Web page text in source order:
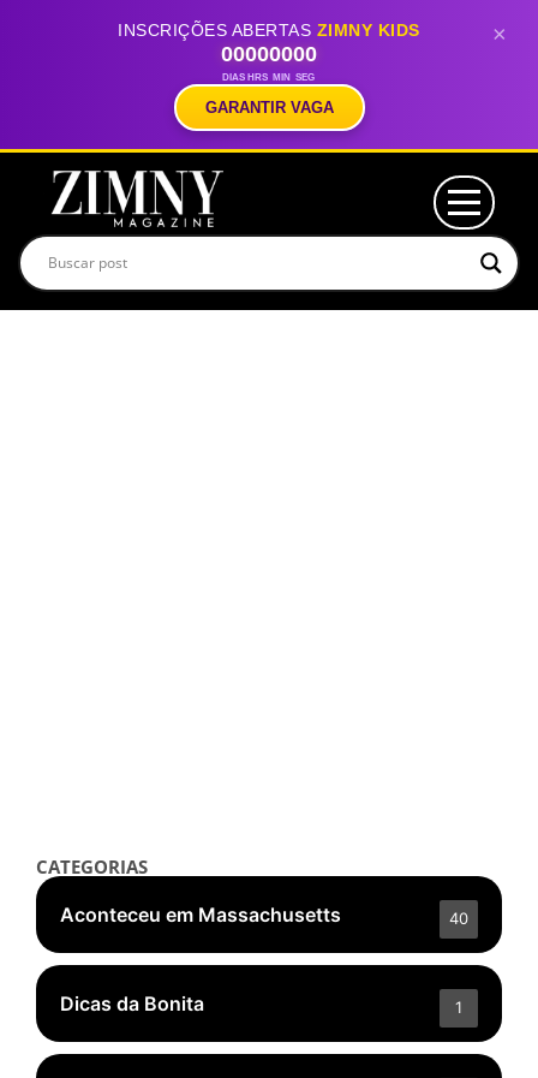
INSCRIÇÕES ABERTAS ZIMNY KIDS
00
DIAS
00
HRS
00
MIN
00
SEG
GARANTIR VAGA
×
CATEGORIAS
Aconteceu em Massachusetts
40
Dicas da Bonita 1